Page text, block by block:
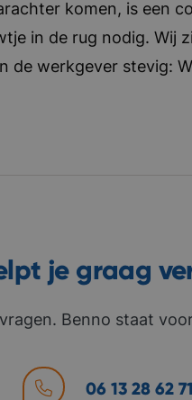
komen, is een
in de rug nodig. Wij
werkgever stevig:
je graag
Benno staat
06 13 28 62 71